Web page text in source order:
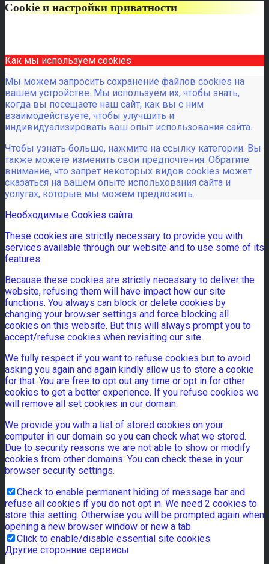
Cookie и настройки приватности
Как мы используем cookies
Мы можем запросить сохранение файлов cookies на
вашем устройстве. Мы используем их, чтобы знать,
когда вы посещаете наш сайт, как вы с ним
взаимодействуете, чтобы улучшить и
индивидуализировать ваш опыт использования сайта.
Чтобы узнать больше, нажмите на ссылку категории. Вы
также можете изменить свои предпочтения. Обратите
внимание, что запрет некоторых видов cookies может
сказаться на вашем опыте испольхования сайта и
услугах, которые мы можем предложить.
Необходимые Cookies сайта
These cookies are strictly necessary to provide you with
services available through our website and to use some of its
features.
Because these cookies are strictly necessary to deliver the
website, refusing them will have impact how our site
functions. You always can block or delete cookies by
changing your browser settings and force blocking all
cookies on this website. But this will always prompt you to
accept/refuse cookies when revisiting our site.
We fully respect if you want to refuse cookies but to avoid
asking you again and again kindly allow us to store a cookie
for that. You are free to opt out any time or opt in for other
cookies to get a better experience. If you refuse cookies we
will remove all set cookies in our domain.
We provide you with a list of stored cookies on your
computer in our domain so you can check what we stored.
Due to security reasons we are not able to show or modify
cookies from other domains. You can check these in your
browser security settings.
Check to enable permanent hiding of message bar and
refuse all cookies if you do not opt in. We need 2 cookies to
store this setting. Otherwise you will be prompted again when
opening a new browser window or new a tab.
Click to enable/disable essential site cookies.
Другие сторонние сервисы